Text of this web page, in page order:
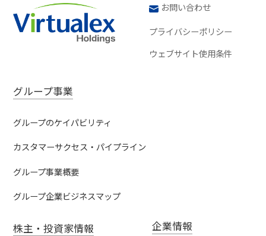
お問い合わせ
プライバシーポリシー
ウェブサイト使用条件
グループ事業
グループのケイパビリティ
カスタマーサクセス・パイプライン
グループ事業概要
グループ企業ビジネスマップ
企業情報
株主・投資家情報